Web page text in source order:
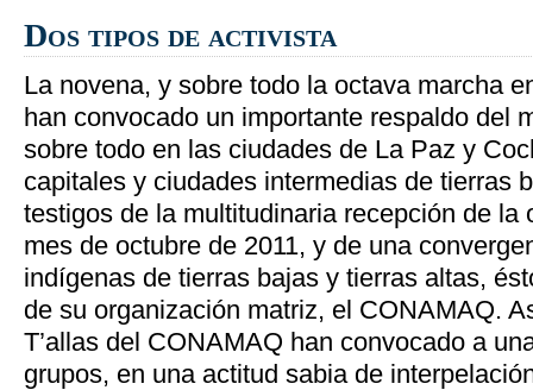
Dos tipos de activista
La novena, y sobre todo la octava marcha
han convocado un importante respaldo del
sobre todo en las ciudades de La Paz y
capitales y ciudades intermedias de tierras
testigos de la multitudinaria recepción de la
mes de octubre de 2011, y de una
indígenas de tierras bajas y tierras altas,
de su organización matriz, el CONAMAQ.
T’allas del CONAMAQ han convocado a
grupos, en una actitud sabia de